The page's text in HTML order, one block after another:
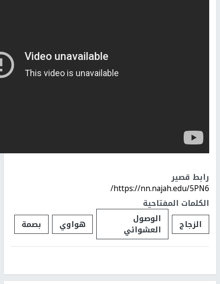
رابط قصير
https://nn.najah.edu/5PN6/
الكلمات المفتاحية
الزجاج
الوصول
العشوائي هواوي بصمة